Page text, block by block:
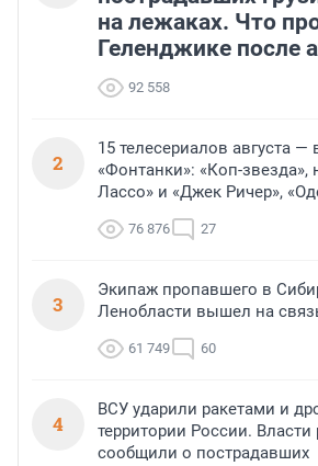
на лежаках. Что
Геленджике после
92 558
2
15 телесериалов августа —
«Фонтанки»: «Коп-звезда»,
Лассо» и «Джек Ричер»,
76 876 27
3
Экипаж пропавшего в
Ленобласти вышел на
61 749 60
4
ВСУ ударили ракетами и
территории России. Власти
сообщили о пострадавших